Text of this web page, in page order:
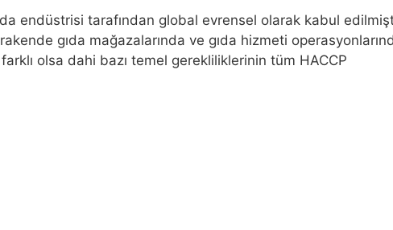
endüstrisi tarafından global evrensel olarak kabul
gıda mağazalarında ve gıda hizmeti
olsa dahi bazı temel gerekliliklerinin tüm HACCP